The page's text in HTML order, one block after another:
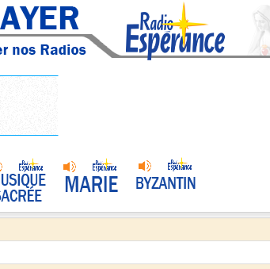
de l'Église
2026